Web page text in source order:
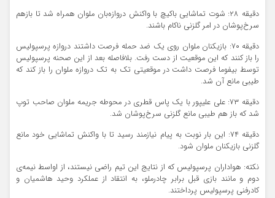
دقیقه ۲۸: شوت تماشایی باکیچ با واکنش دروازه‌بان ملوان همراه شد تا بازهم
سرخ‌پوشان در امر گلزنی ناکام باشند.
دقیقه ۷۰: بازیکنان ملوان روی یک ضد حمله فرصت داشتند دروازه پرسپولیس
را باز کنند که این موقعیت از دست رفت. بلافاصله بعد از این صحنه پرسپولیس
توسط بیفوما فرصت داشت در موقعیتی تک به تک دروازه ملوان را باز کند که
طیبی مانع آن شد.
دقیقه ۷۳: علی علیپور با یک پاس قطری در محوطه جریمه ملوان صاحب توپ
شد که باز هم طیبی مانع گلزنی سرخ‌پوشان شد.
دقیقه ۷۴: این‌ بار نوبت به پیام نیازمند رسید تا با واکنش تماشایی خود مانع
گلزنی بازیکنان ملوان شود.
نکته: هواداران پرسپولیس که از نتایج این تیم راضی نیستند، از اواسط نیمه‌ی
دوم و مانند بازی قبل برابر چادرملو، به انتقاد از عملکرد وحید هاشمیان و
کادرفنی پرسپولیس پرداختند.